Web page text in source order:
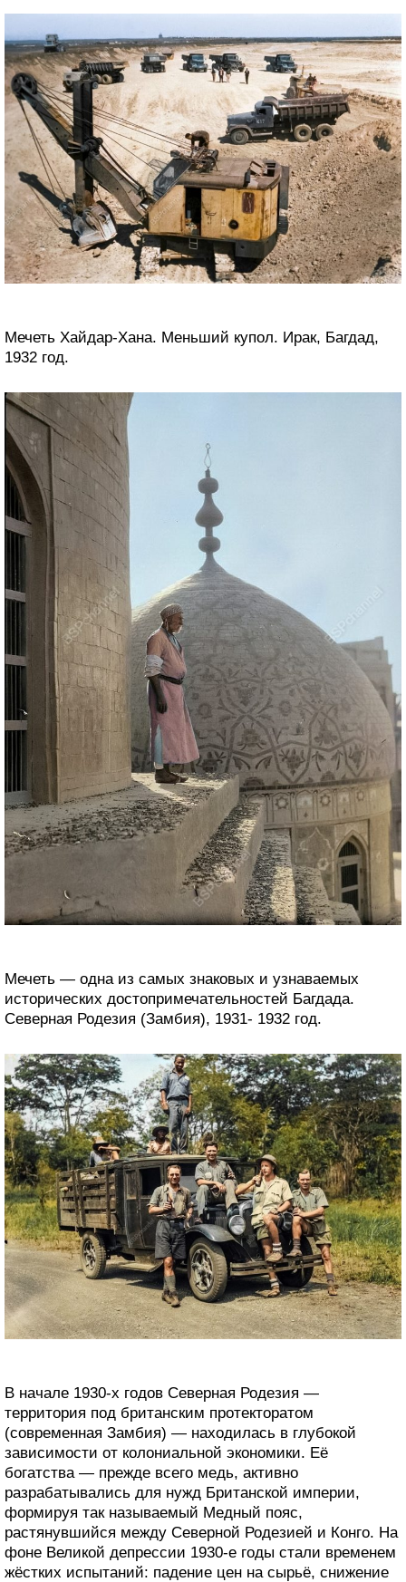
Мечеть Хайдар-Хана. Меньший купол. Ирак, Багдад,
1932 год.
Мечеть — одна из самых знаковых и узнаваемых
исторических достопримечательностей Багдада.
Северная Родезия (Замбия), 1931- 1932 год.
В начале 1930-х годов Северная Родезия —
территория под британским протекторатом
(современная Замбия) — находилась в глубокой
зависимости от колониальной экономики. Её
богатства — прежде всего медь, активно
разрабатывались для нужд Британской империи,
формируя так называемый Медный пояс,
растянувшийся между Северной Родезией и Конго. На
фоне Великой депрессии 1930-е годы стали временем
жёстких испытаний: падение цен на сырьё, снижение